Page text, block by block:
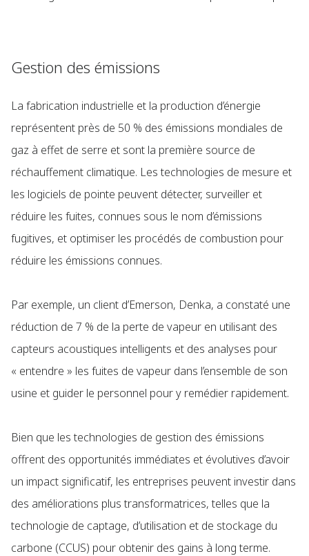
Gestion des émissions
La fabrication industrielle et la production d’énergie
représentent près de 50 % des émissions mondiales de
gaz à effet de serre et sont la première source de
réchauffement climatique. Les technologies de mesure et
les logiciels de pointe peuvent détecter, surveiller et
réduire les fuites, connues sous le nom d’émissions
fugitives, et optimiser les procédés de combustion pour
réduire les émissions connues.
Par exemple, un client d’Emerson, Denka, a constaté une
réduction de 7 % de la perte de vapeur en utilisant des
capteurs acoustiques intelligents et des analyses pour
« entendre » les fuites de vapeur dans l’ensemble de son
usine et guider le personnel pour y remédier rapidement.
Bien que les technologies de gestion des émissions
offrent des opportunités immédiates et évolutives d’avoir
un impact significatif, les entreprises peuvent investir dans
des améliorations plus transformatrices, telles que la
technologie de captage, d’utilisation et de stockage du
carbone (CCUS) pour obtenir des gains à long terme.